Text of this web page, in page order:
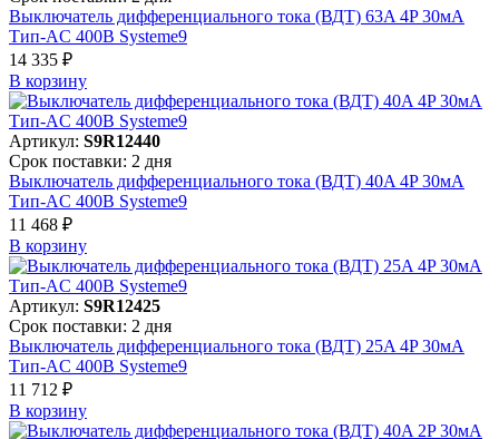
Выключатель дифференциального тока (ВДТ) 63A 4P 30мА
Тип-AC 400В Systeme9
14 335 ₽
В корзинy
Артикул: S9R12440
Срок поставки: 2 дня
Выключатель дифференциального тока (ВДТ) 40A 4P 30мА
Тип-AC 400В Systeme9
11 468 ₽
В корзинy
Артикул: S9R12425
Срок поставки: 2 дня
Выключатель дифференциального тока (ВДТ) 25A 4P 30мА
Тип-AC 400В Systeme9
11 712 ₽
В корзинy